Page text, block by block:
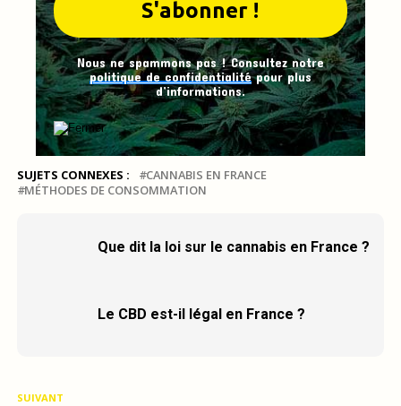
Nous ne spammons pas ! Consultez notre
politique de confidentialitépour plus
d’informations.
SUJETS CONNEXES :
CANNABIS EN FRANCE
MÉTHODES DE CONSOMMATION
Que dit la loi sur le cannabis en France ?
Le CBD est-il légal en France ?
SUIVANT